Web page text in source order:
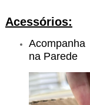
Acessórios:
na Parede